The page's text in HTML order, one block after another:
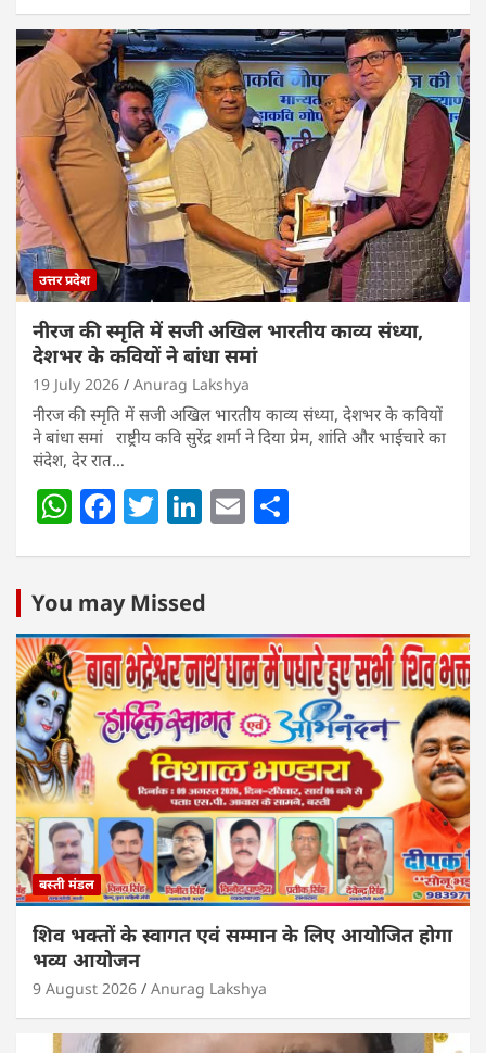
at
s
A
p
p
c
e
b
o
o
k
itt
er
k
e
dI
n
ai
l
ar
e
उत्तर प्रदेश
नीरज की स्मृति में सजी अखिल भारतीय काव्य संध्या,
देशभर के कवियों ने बांधा समां
19 July 2026 Anurag Lakshya
नीरज की स्मृति में सजी अखिल भारतीय काव्य संध्या, देशभर के कवियों
ने बांधा समां राष्ट्रीय कवि सुरेंद्र शर्मा ने दिया प्रेम, शांति और भाईचारे का
संदेश, देर रात…
W
s
A
p
p
F
e
b
o
o
k
T
er
Li
e
dI
n
E
You may Missed
बस्ती मंडल
शिव भक्तों के स्वागत एवं सम्मान के लिए आयोजित होगा
भव्य आयोजन
9 August 2026 Anurag Lakshya